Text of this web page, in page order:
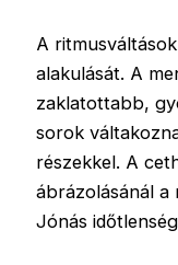
A
alakulását. A
zaklatottabb,
sorok
részekkel. A
ábrázolásánál a
Jónás